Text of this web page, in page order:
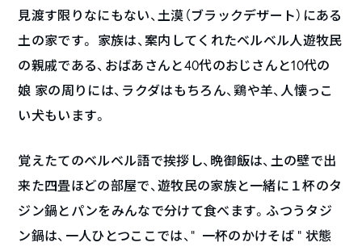
見渡す限りなにもない、土漠（ブラックデザート）にある
土の家です。 家族は、案内してくれたベルベル人遊牧民
の親戚である、おばあさんと40代のおじさんと10代の
娘 家の周りには、ラクダはもちろん、鶏や羊、人懐っこ
い犬もいます。
覚えたてのベルベル語で挨拶し、晩御飯は、土の壁で出
来た四畳ほどの部屋で、遊牧民の家族と一緒に１杯のタ
ジン鍋とパンをみんなで分けて食べます。ふつうタジ
ン鍋は、一人ひとつここでは、“ 一杯のかけそば ” 状態